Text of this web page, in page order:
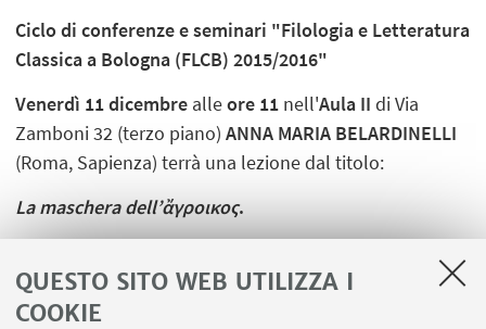
QUESTO SITO WEB UTILIZZA I
COOKIE
Ciclo di conferenze e seminari "Filologia e Letteratura
Classica a Bologna (FLCB) 2015/2016"
Venerdì 11 dicembre alleore 11 nell'Aula IIdi Via
Zamboni 32 (terzo piano)ANNA MARIA BELARDINELLI
(Roma, Sapienza) terrà una lezione dal titolo:
La maschera dell’ἄγροικος.